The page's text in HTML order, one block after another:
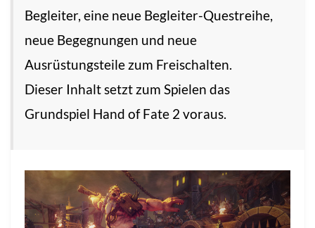
Begleiter, eine neue Begleiter-Questreihe,
neue Begegnungen und neue
Ausrüstungsteile zum Freischalten.
Dieser Inhalt setzt zum Spielen das
Grundspiel Hand of Fate 2 voraus.